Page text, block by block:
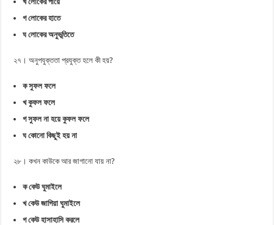
গ লোকের হাতে
ঘ লোকের অনুভূতিতে
২৭। অনুপযুক্ততা প্রযুক্ত হলে কী হয়?
ক সুফল ফলে
খ কুফল ফলে
গ সুফল না হয়ে কুফল ফলে
ঘ কোনো কিছুই হয় না
২৮। কখন কাউকে আর জাগানো যায় না?
ক কেউ ঘুমাইলে
খ কেউ জাগিয়া ঘুমাইলে
গ কেউ হাসাহাসি করলে